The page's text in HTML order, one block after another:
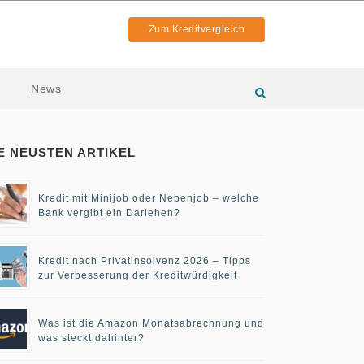
Zum Kreditvergleich
News
NEUSTEN ARTIKEL
Kredit mit Minijob oder Nebenjob – welche
Bank vergibt ein Darlehen?
Kredit nach Privatinsolvenz 2026 – Tipps
zur Verbesserung der Kreditwürdigkeit
Was ist die Amazon Monatsabrechnung und
was steckt dahinter?